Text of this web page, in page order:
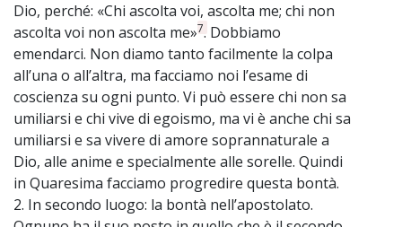
Dio, perché: «Chi ascolta voi, ascolta me; chi non
ascolta voi non ascolta me»7. Dobbiamo
emendarci. Non diamo tanto facilmente la colpa
all’una o all’altra, ma facciamo noi l’esame di
coscienza su ogni punto. Vi può essere chi non sa
umiliarsi e chi vive di egoismo, ma vi è anche chi sa
umiliarsi e sa vivere di amore soprannaturale a
Dio, alle anime e specialmente alle sorelle. Quindi
in Quaresima facciamo progredire questa bontà.
2. In secondo luogo: la bontà nell’apostolato.